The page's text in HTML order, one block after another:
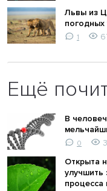
Львы из
погодных
1
Ещё
В
0
Открыта
улучшить
процесса